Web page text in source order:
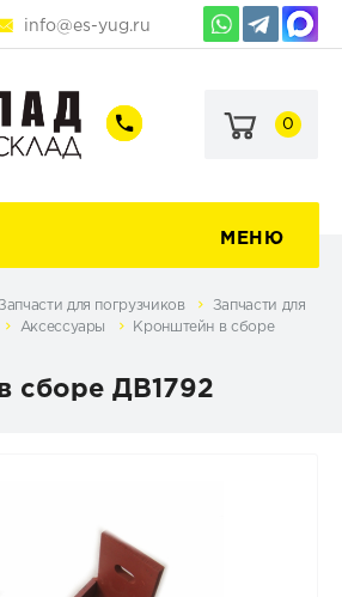
info@es-yug.ru
+7
60-
+7
69-
+7
25-
0
МЕНЮ
для погрузчиков
Запчасти для
Аксессуары
Кронштейн в сборе
сборе ДВ1792